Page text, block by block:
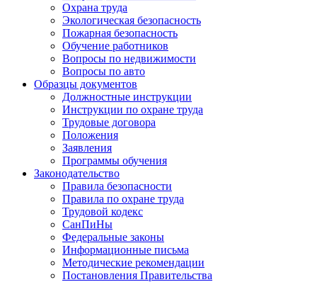
Охрана труда
Экологическая безопасность
Пожарная безопасность
Обучение работников
Вопросы по недвижимости
Вопросы по авто
Образцы документов
Должностные инструкции
Инструкции по охране труда
Трудовые договора
Положения
Заявления
Программы обучения
Законодательство
Правила безопасности
Правила по охране труда
Трудовой кодекс
СанПиНы
Федеральные законы
Информационные письма
Методические рекомендации
Постановления Правительства